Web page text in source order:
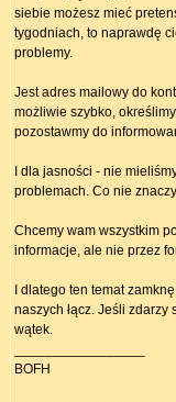
siebie możesz mieć
tygodniach, to naprawdę
problemy.
Jest adres mailowy do
możliwie szybko,
pozostawmy do
I dla jasności - nie
problemach. Co nie
Chcemy wam wszystkim
informacje, ale nie przez
I dlatego ten temat
naszych łącz. Jeśli
wątek.
BOFH